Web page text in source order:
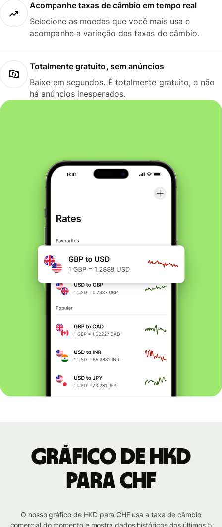
Acompanhe taxas de câmbio em tempo real
Selecione as moedas que você mais usa e
acompanhe a variação das taxas de câmbio.
Totalmente gratuito, sem anúncios
Baixe em segundos. É totalmente gratuito, e não
há anúncios inesperados.
Gráfico de HKD
para CHF
O nosso gráfico de HKD para CHF usa a taxa de câmbio
comercial do momento e mostra dados históricos dos últimos 5